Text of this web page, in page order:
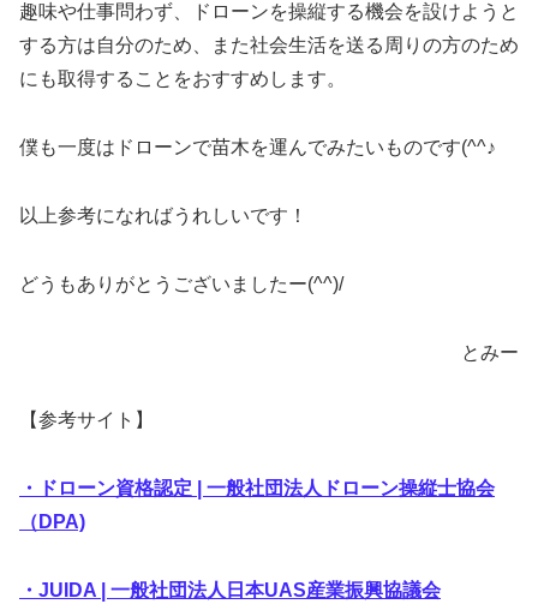
趣味や仕事問わず、ドローンを操縦する機会を設けようと
する方は自分のため、また社会生活を送る周りの方のため
にも取得することをおすすめします。
僕も一度はドローンで苗木を運んでみたいものです(^^♪
以上参考になればうれしいです！
どうもありがとうございましたー(^^)/
とみー
【参考サイト】
・ドローン資格認定 | 一般社団法人ドローン操縦士協会
（DPA)
・JUIDA | 一般社団法人日本UAS産業振興協議会